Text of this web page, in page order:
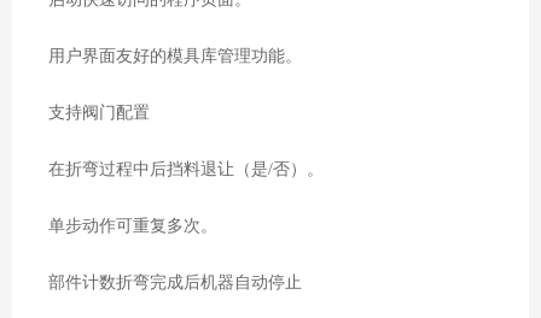
用户界面友好的模具库管理功能。
支持阀门配置
在折弯过程中后挡料退让（是/否）。
单步动作可重复多次。
部件计数折弯完成后机器自动停止